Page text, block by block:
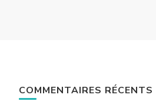
COMMENTAIRES RÉCENTS